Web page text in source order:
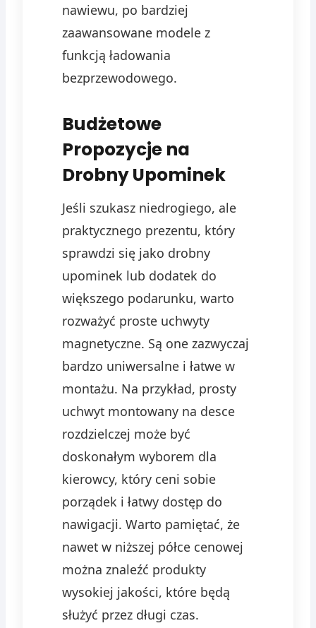
nawiewu, po bardziej
zaawansowane modele z
funkcją ładowania
bezprzewodowego.
Budżetowe
Propozycje na
Drobny Upominek
Jeśli szukasz niedrogiego, ale
praktycznego prezentu, który
sprawdzi się jako drobny
upominek lub dodatek do
większego podarunku, warto
rozważyć proste uchwyty
magnetyczne. Są one zazwyczaj
bardzo uniwersalne i łatwe w
montażu. Na przykład, prosty
uchwyt montowany na desce
rozdzielczej może być
doskonałym wyborem dla
kierowcy, który ceni sobie
porządek i łatwy dostęp do
nawigacji. Warto pamiętać, że
nawet w niższej półce cenowej
można znaleźć produkty
wysokiej jakości, które będą
służyć przez długi czas.